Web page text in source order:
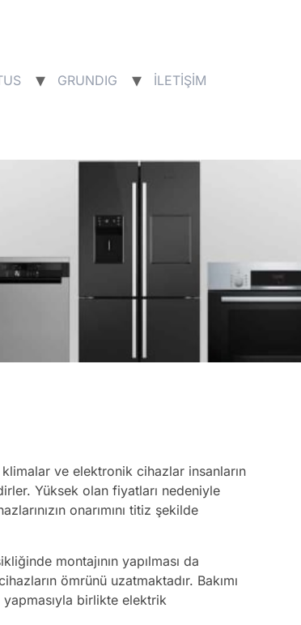
GRUNDIG İLETİŞİM
ve elektronik cihazlar insanların
Yüksek olan fiyatları nedeniyle
onarımını titiz şekilde
montajının yapılması da
ömrünü uzatmaktadır. Bakımı
yapmasıyla birlikte elektrik